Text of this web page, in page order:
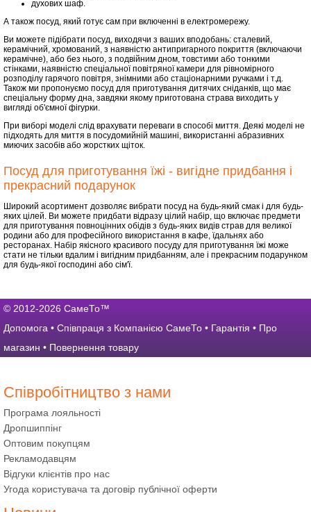
духових шаф.
А також посуд, який готує сам при включенні в електромережу.
Ви можете підібрати посуд, виходячи з ваших вподобань: сталевий,
керамічний, хромований, з наявністю антипригарного покриття (включаючи
керамічне), або без нього, з подвійним дном, товстими або тонкими
стінками, наявністю спеціальної повітряної камери для рівномірного
розподілу гарячого повітря, знімними або стаціонарними ручками і т.д.
Також ми пропонуємо посуд для приготування дитячих сніданків, що має
спеціальну форму дна, завдяки якому приготована страва виходить у
вигляді об'ємної фігурки.
При виборі моделі слід врахувати переваги в способі миття. Деякі моделі не
підходять для миття в посудомийній машині, використанні абразивних
миючих засобів або жорстких щіток.
Посуд для приготування їжі - вигідне придбання і
прекрасний подарунок
Широкий асортимент дозволяє вибрати посуд на будь-який смак і для будь-
яких цілей. Ви можете придбати відразу цілий набір, що включає предмети
для приготування повноцінних обідів з будь-яких видів страв для великої
родини або для професійного використання в кафе, їдальнях або
ресторанах. Набір якісного красивого посуду для приготування їжі може
стати не тільки вдалим і вигідним придбанням, але і прекрасним подарунком
для будь-якої господині або сім'ї.
© 2012-2026 СамеТо™
Допомога • Співпраця з Компанією СамеТо • Гарантія • Про
магазин • Повернення товару
Співробітництво з нами
Програма лояльності
Дропшиппінг
Оптовим покупцям
Рекламодавцям
Відгуки клієнтів про нас
Угода користувача та договір публічної оферти